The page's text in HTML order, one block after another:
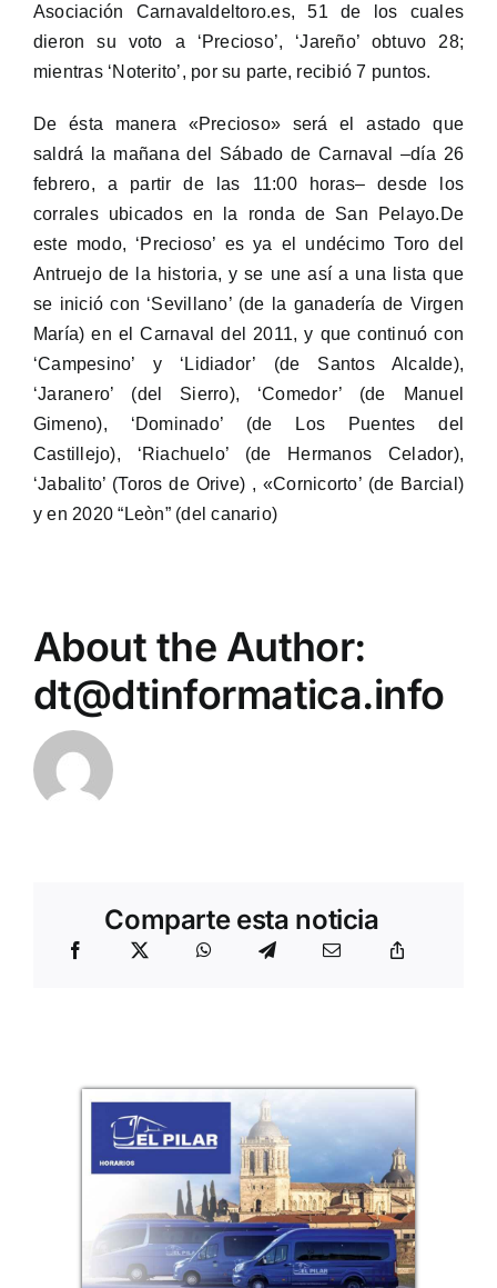
Asociación Carnavaldeltoro.es, 51 de los cuales
dieron su voto a ‘Precioso’, ‘Jareño’ obtuvo 28;
mientras ‘Noterito’, por su parte, recibió 7 puntos.
De ésta manera «Precioso» será el astado que
saldrá la mañana del Sábado de Carnaval –día 26
febrero, a partir de las 11:00 horas– desde los
corrales ubicados en la ronda de San Pelayo.De
este modo, ‘Precioso’ es ya el undécimo Toro del
Antruejo de la historia, y se une así a una lista que
se inició con ‘Sevillano’ (de la ganadería de Virgen
María) en el Carnaval del 2011, y que continuó con
‘Campesino’ y ‘Lidiador’ (de Santos Alcalde),
‘Jaranero’ (del Sierro), ‘Comedor’ (de Manuel
Gimeno), ‘Dominado’ (de Los Puentes del
Castillejo), ‘Riachuelo’ (de Hermanos Celador),
‘Jabalito’ (Toros de Orive) , «Cornicorto’ (de Barcial)
y en 2020 “Leòn” (del canario)
About the Author:
dt@dtinformatica.info
Comparte esta noticia